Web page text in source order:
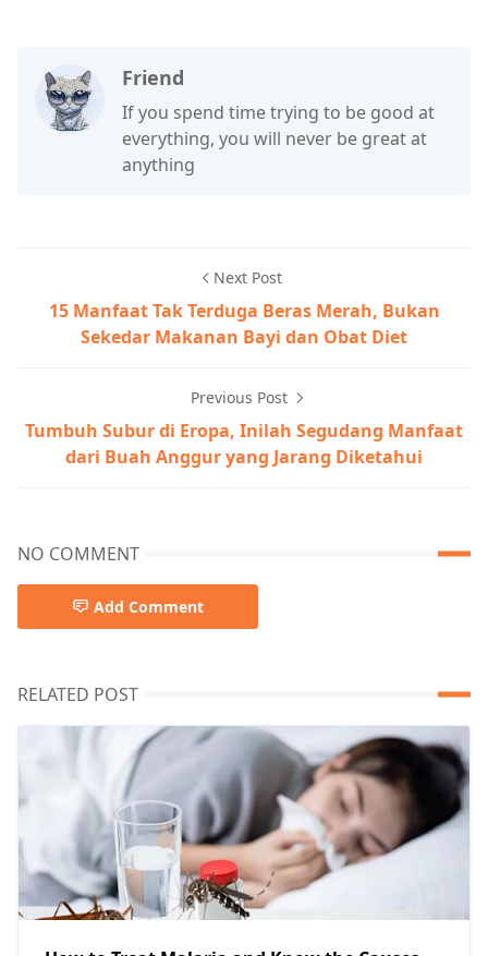
Friend
If you spend time trying to be good at
everything, you will never be great at
anything
Next Post
15 Manfaat Tak Terduga Beras Merah, Bukan
Sekedar Makanan Bayi dan Obat Diet
Previous Post
Tumbuh Subur di Eropa, Inilah Segudang Manfaat
dari Buah Anggur yang Jarang Diketahui
NO COMMENT
Add Comment
RELATED POST